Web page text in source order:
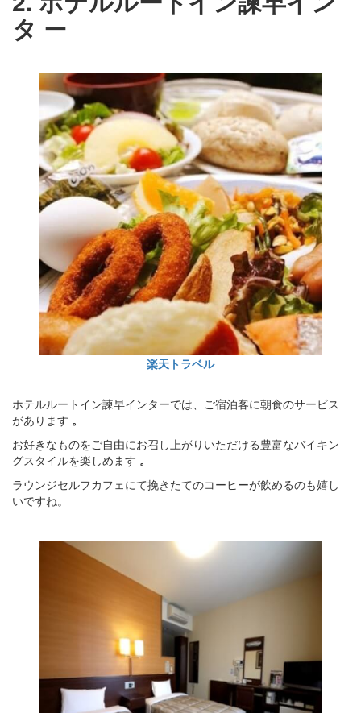
タ ー
楽天トラベル
ホテルルートイン諫早インターでは、ご宿泊客に朝食のサービス
があります 。
お好きなものをご自由にお召し上がりいただける豊富なバイキン
グスタイルを楽しめます 。
ラウンジセルフカフェにて挽きたてのコーヒーが飲めるのも嬉し
いですね。